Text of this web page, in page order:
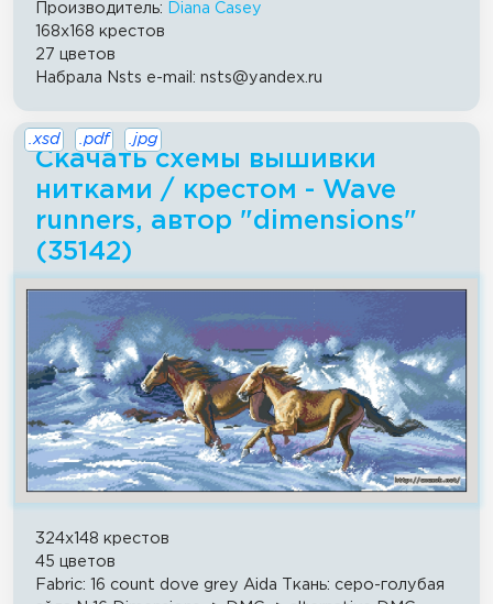
Производитель:
Diana Casey
168x168 крестов
27 цветов
Набрала Nsts e-mail: nsts@yandex.ru
Скачать схемы вышивки
нитками / крестом - Wave
runners, автор "dimensions"
(35142)
.xsd .pdf .jpg
324x148 крестов
45 цветов
Fabric: 16 count dove grey Aida Ткань: серо-голубая